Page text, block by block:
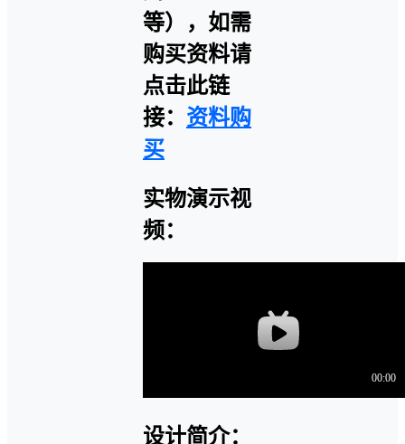
等），如需
购买资料请
点击此链
接： 资料购
买
实物演示视
频：
设计简介：